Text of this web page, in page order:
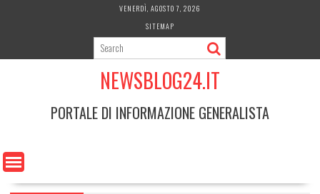
VENERDÌ, AGOSTO 7, 2026
SITEMAP
NEWSBLOG24.IT
PORTALE DI INFORMAZIONE GENERALISTA